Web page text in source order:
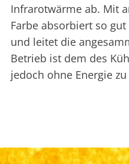
Infrarotwärme ab. Mit
Farbe absorbiert so
und leitet die
Betrieb ist dem des
jedoch ohne Energie